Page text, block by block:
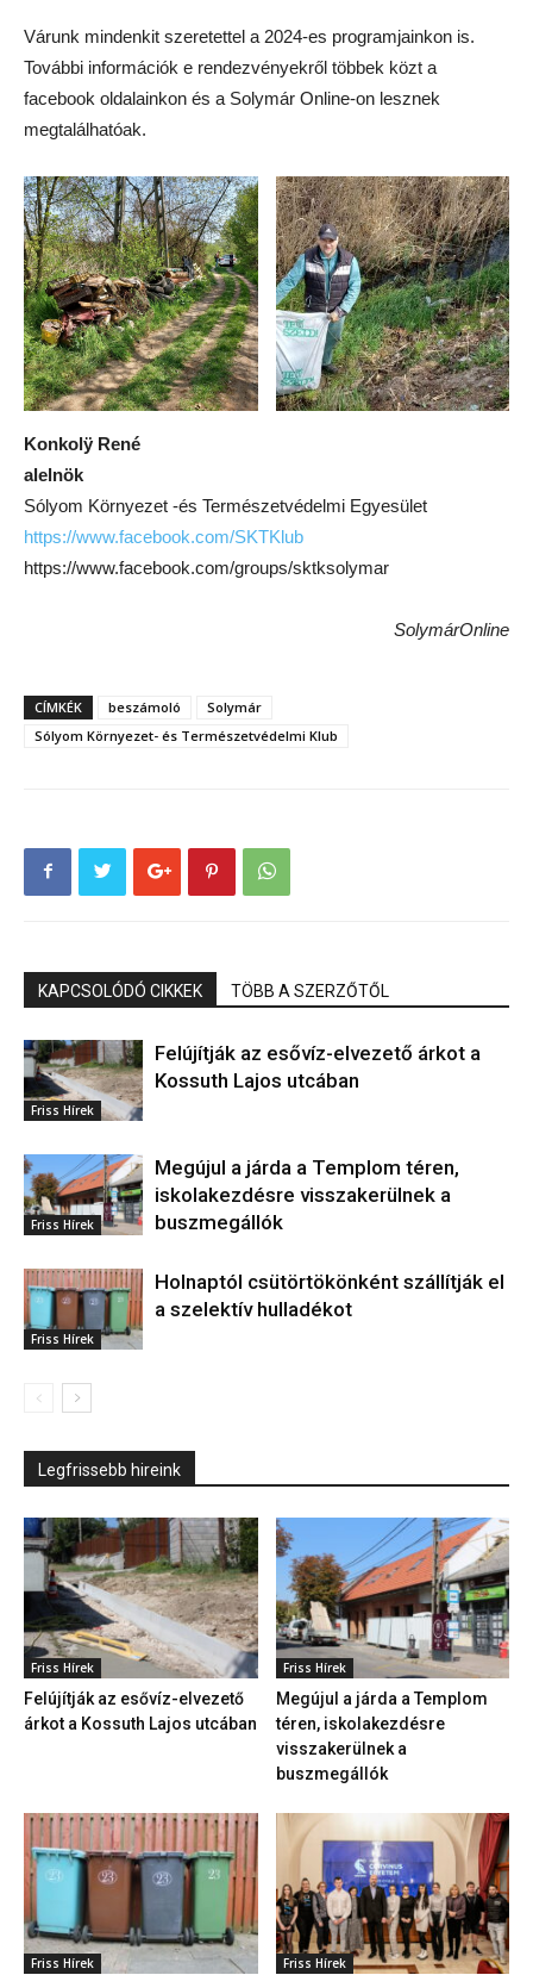
Várunk mindenkit szeretettel a 2024-es programjainkon is.
További információk e rendezvényekről többek közt a
facebook oldalainkon és a Solymár Online-on lesznek
megtalálhatóak.
Konkolÿ René
alelnök
Sólyom Környezet -és Természetvédelmi Egyesület
https://www.facebook.com/SKTKlub
https://www.facebook.com/groups/sktksolymar
SolymárOnline
CÍMKÉK beszámoló
Solymár
Sólyom Környezet- és Természetvédelmi Klub
KAPCSOLÓDÓ CIKKEK TÖBB A SZERZŐTŐL
Friss Hírek
Felújítják az esővíz-elvezető árkot a
Kossuth Lajos utcában
Friss Hírek
Megújul a járda a Templom téren,
iskolakezdésre visszakerülnek a
buszmegállók
Friss Hírek
Holnaptól csütörtökönként szállítják el
a szelektív hulladékot
Legfrissebb hireink
Friss Hírek
Felújítják az esővíz-elvezető
árkot a Kossuth Lajos utcában
Friss Hírek
Megújul a járda a Templom
téren, iskolakezdésre
visszakerülnek a
buszmegállók
Friss Hírek Friss Hírek